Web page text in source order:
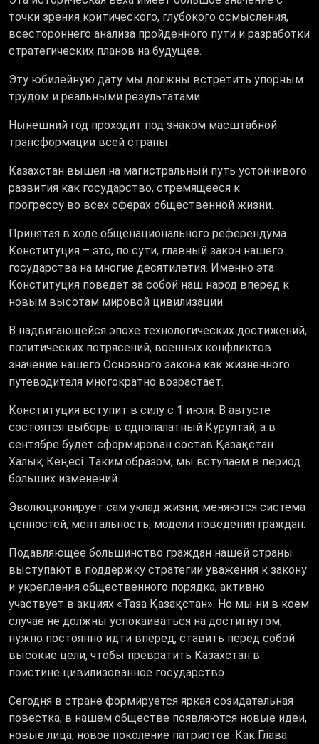
точки зрения критического, глубокого осмысления,
всестороннего анализа пройденного пути и разработки
стратегических планов на будущее.
Эту юбилейную дату мы должны встретить упорным
трудом и реальными результатами.
Нынешний год проходит под знаком масштабной
трансформации всей страны.
Казахстан вышел на магистральный путь устойчивого
развития как государство, стремящееся к
прогрессу во всех сферах общественной жизни.
Принятая в ходе общенационального референдума
Конституция – это, по сути, главный закон нашего
государства на многие десятилетия. Именно эта
Конституция поведет за собой наш народ вперед к
новым высотам мировой цивилизации.
В надвигающейся эпохе технологических достижений,
политических потрясений, военных конфликтов
значение нашего Основного закона как жизненного
путеводителя многократно возрастает.
Конституция вступит в силу с 1 июля. В августе
состоятся выборы в однопалатный Курултай, а в
сентябре будет сформирован состав Қазақстан
Халық Кеңесі. Таким образом, мы вступаем в период
больших изменений.
Эволюционирует сам уклад жизни, меняются система
ценностей, ментальность, модели поведения граждан.
Подавляющее большинство граждан нашей страны
выступают в поддержку стратегии уважения к закону
и укрепления общественного порядка, активно
участвует в акциях «Таза Қазақстан». Но мы ни в коем
случае не должны успокаиваться на достигнутом,
нужно постоянно идти вперед, ставить перед собой
высокие цели, чтобы превратить Казахстан в
поистине цивилизованное государство.
Сегодня в стране формируется яркая созидательная
повестка, в нашем обществе появляются новые идеи,
новые лица, новое поколение патриотов. Как Глава